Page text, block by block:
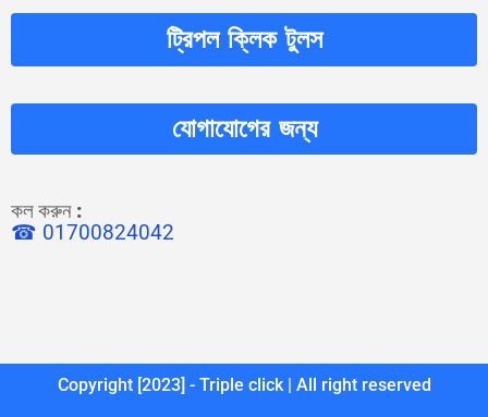
ট্রিপল ক্লিক টুলস
যোগাযোগের জন্য
কল করুন:
☎ 01700824042
Copyright [2023] - Triple click | All right reserved